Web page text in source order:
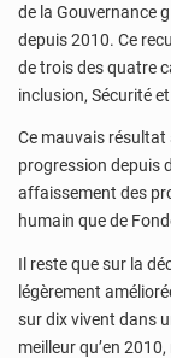
de la Gouvernance
depuis 2010. Ce
de trois des quatre
inclusion, Sécurité
Ce mauvais résultat
progression depuis
affaissement des
humain que de
Il reste que sur la
légèrement
sur dix vivent dans
meilleur qu’en